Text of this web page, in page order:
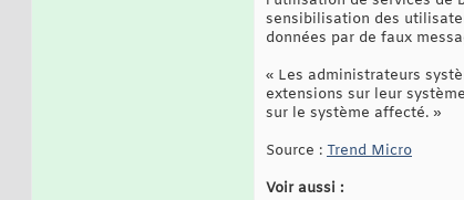
sensibilisation des
données par de faux
« Les administrateurs
extensions sur leur
sur le système affecté. »
Source : Trend Micro
Voir aussi :